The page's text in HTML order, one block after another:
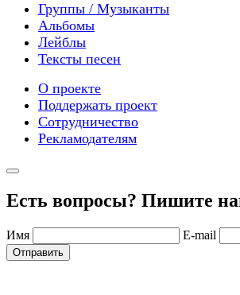
Группы / Музыканты
Альбомы
Лейблы
Тексты песен
О проекте
Поддержать проект
Сотрудничество
Рекламодателям
Есть вопросы? Пишите
Имя E-mail